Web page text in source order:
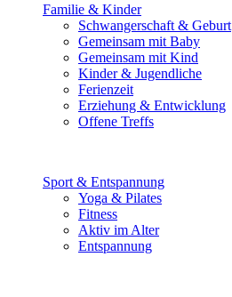
Familie & Kinder
Schwangerschaft & Geburt
Gemeinsam mit Baby
Gemeinsam mit Kind
Kinder & Jugendliche
Ferienzeit
Erziehung & Entwicklung
Offene Treffs
Sport & Entspannung
Yoga & Pilates
Fitness
Aktiv im Alter
Entspannung